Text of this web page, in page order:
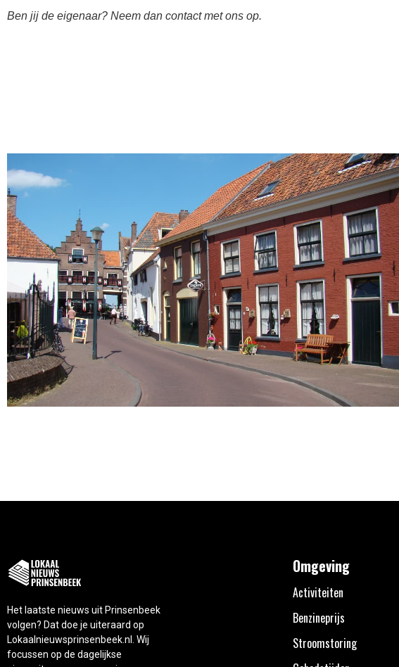
Ben jij de eigenaar? Neem dan contact met ons op.
Het laatste nieuws uit Prinsenbeek
volgen? Dat doe je uiteraard op
Lokaalnieuwsprinsenbeek.nl. Wij
focussen op de dagelijkse
Omgeving
Activiteiten
Benzineprijs
Stroomstoring